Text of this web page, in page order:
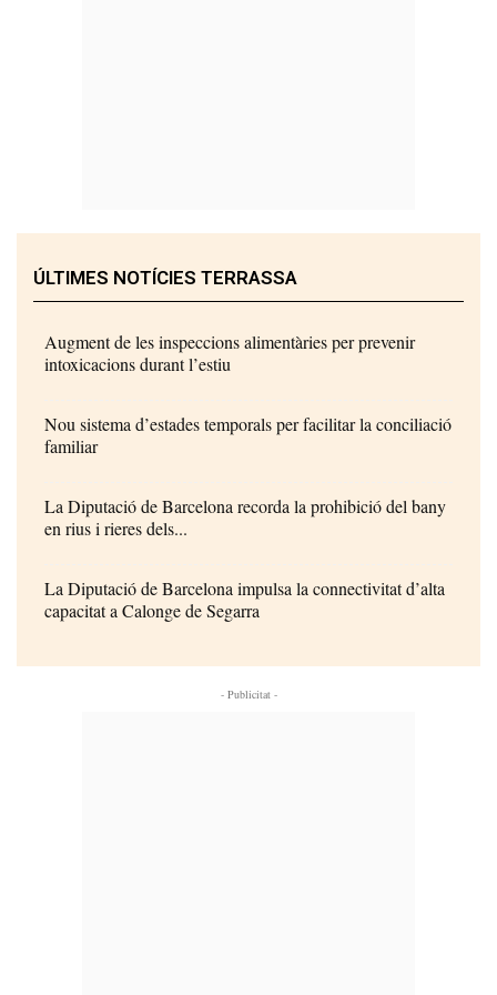
ÚLTIMES NOTÍCIES TERRASSA
Augment de les inspeccions alimentàries per prevenir
intoxicacions durant l’estiu
Nou sistema d’estades temporals per facilitar la conciliació
familiar
La Diputació de Barcelona recorda la prohibició del bany
en rius i rieres dels...
La Diputació de Barcelona impulsa la connectivitat d’alta
capacitat a Calonge de Segarra
- Publicitat -